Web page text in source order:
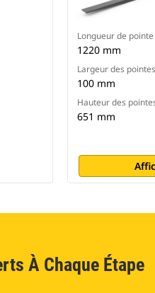
Longueur de pointe
1220 mm
Largeur des pointes
100 mm
Hauteur des
651 mm
À Chaque Étape